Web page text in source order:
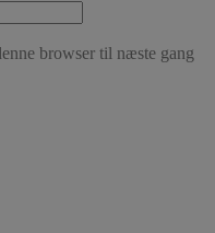
browser til næste gang